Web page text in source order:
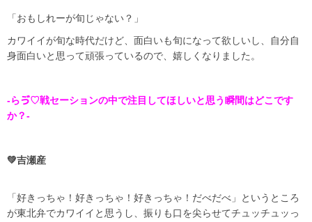
「おもしれーが旬じゃない？」
カワイイが旬な時代だけど、面白いも旬になって欲しいし、自分自
身面白いと思って頑張っているので、嬉しくなりました。
-らゔ♡戦セーションの中で注目してほしいと思う瞬間はどこです
か？-
💚吉瀬産
「好きっちゃ！好きっちゃ！好きっちゃ！だべだべ」というところ
が東北弁でカワイイと思うし、振りも口を尖らせてチュッチュッっ